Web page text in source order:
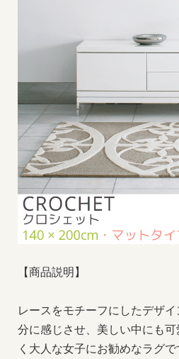
【商品説明】
レースをモチーフにしたデザ
分に感じさせ、美しい中にも
く大人な女子にお勧めなラグで